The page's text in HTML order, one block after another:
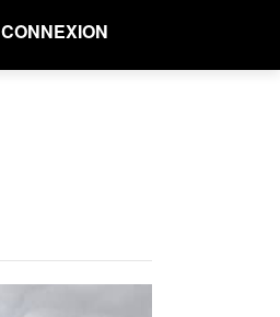
CONNEXION